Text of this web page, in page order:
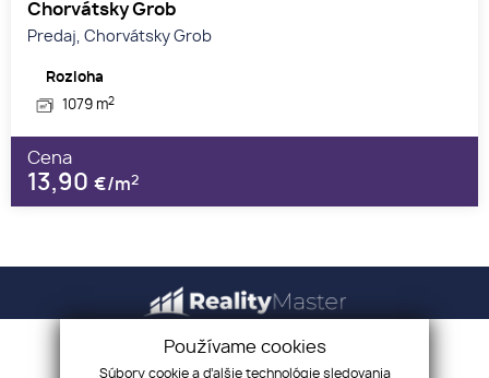
Chorvátsky Grob
Predaj, Chorvátsky Grob
Rozloha
1079 m2
Cena
13,90 €/m2
Úvod Kariéra
Používame cookies
Súbory cookie a ďalšie technológie sledovania